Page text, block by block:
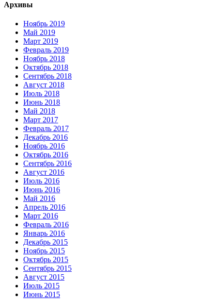
Архивы
Ноябрь 2019
Май 2019
Март 2019
Февраль 2019
Ноябрь 2018
Октябрь 2018
Сентябрь 2018
Август 2018
Июль 2018
Июнь 2018
Май 2018
Март 2017
Февраль 2017
Декабрь 2016
Ноябрь 2016
Октябрь 2016
Сентябрь 2016
Август 2016
Июль 2016
Июнь 2016
Май 2016
Апрель 2016
Март 2016
Февраль 2016
Январь 2016
Декабрь 2015
Ноябрь 2015
Октябрь 2015
Сентябрь 2015
Август 2015
Июль 2015
Июнь 2015